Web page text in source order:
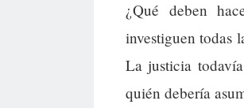
¿Qué deben
investiguen todas
La justicia
quién debería